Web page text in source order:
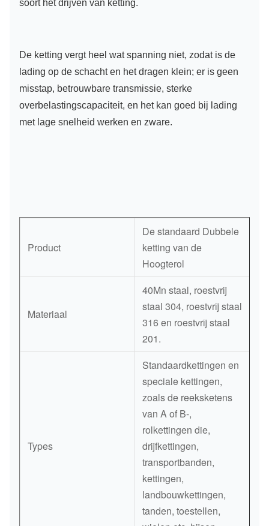
soort het drijven van ketting.
De ketting vergt heel wat spanning niet, zodat is de
lading op de schacht en het dragen klein; er is geen
misstap, betrouwbare transmissie, sterke
overbelastingscapaciteit, en het kan goed bij lading
met lage snelheid werken en zware.
Product
De standaard Dubbele
ketting van de
Hoogterol
Materiaal
40Mn staal, roestvrij
staal 304, roestvrij staal
316 en roestvrij staal
201.
Types
Standaardkettingen en
speciale kettingen,
zoals de reeksketens
van A of B-,
rolkettingen die,
drijfkettingen,
transportbanden,
kettingen,
landbouwkettingen,
tanden, toestellen,